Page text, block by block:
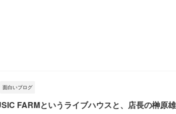
面白いブログ
FARMというライブハウスと、店長の榊原